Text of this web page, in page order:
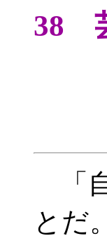
38
「
とだ